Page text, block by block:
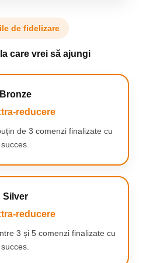
( 1.628-012.0 ), WD2 Plus V-15/4/18 (
18/C ( 1.628-011.0 )
de fidelizare
care vrei să ajungi
Bronze
reducere
de 3 comenzi finalizate cu
succes.
Silver
reducere
3 și 5 comenzi finalizate cu
succes.